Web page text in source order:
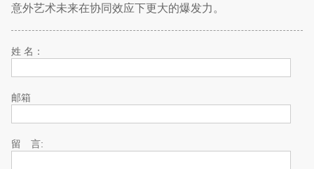
意外艺术未来在协同效应下更大的爆发力。
姓 名：
邮箱
留 言: